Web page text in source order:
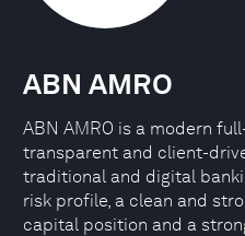
ABN AMRO
ABN AMRO is a modern
transparent and client-
traditional and digital
risk profile, a clean and
capital position and a